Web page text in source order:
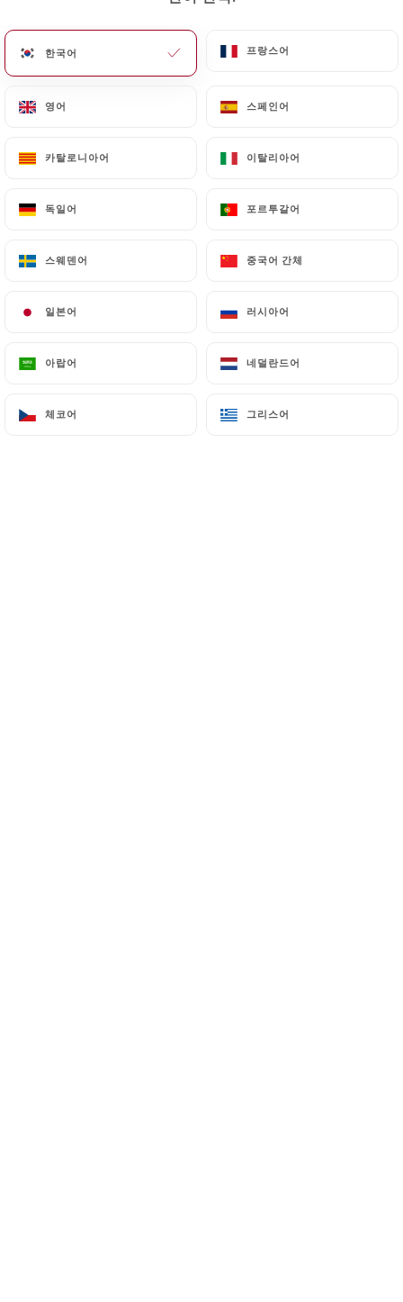
메뉴
한국어 프랑스어
영어 스페인어
카탈로니아어 이탈리아어
독일어 포르투갈어
스웨덴어 중국어 간체
일본어 러시아어
아랍어 네덜란드어
체코어 그리스어
홈 연락처
연락처
Cocagne
200 Rue Lecocq
한국어 프랑스어
영어 스페인어
카탈로니아어 이탈리아어
독일어 포르투갈어
스웨덴어 중국어 간체
일본어 러시아어
아랍어 네덜란드어
체코어 그리스어